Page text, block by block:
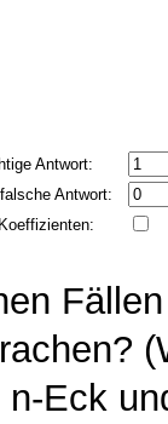
Antwort:
Antwort:
n-Eck